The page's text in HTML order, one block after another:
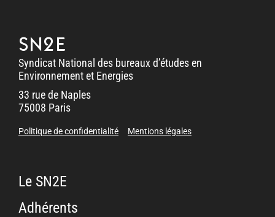
SN2E
Syndicat National des bureaux d’études en
Environnement et Energies
33 rue de Naples
75008 Paris
Politique de confidentialité Mentions légales
Le SN2E
Adhérents